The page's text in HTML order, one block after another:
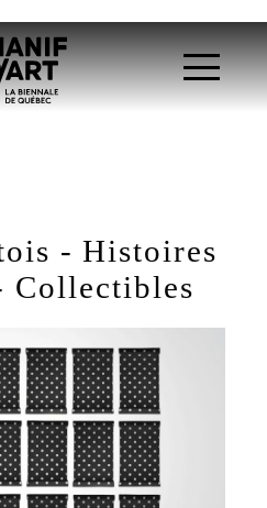
- Histoires
Collectibles